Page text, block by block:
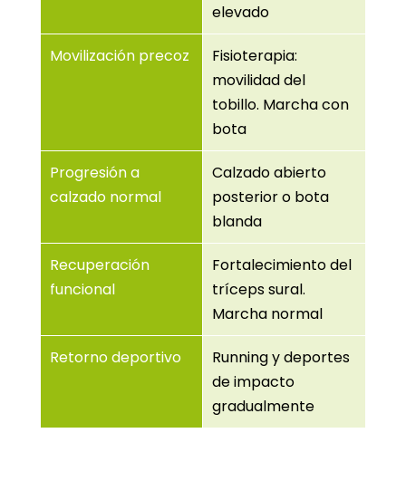
Movilización precoz
Progresión a
calzado normal
Recuperación
funcional
Retorno deportivo
elevado
Fisioterapia:
movilidad del
tobillo. Marcha con
bota
Calzado abierto
posterior o bota
blanda
Fortalecimiento del
tríceps sural.
Marcha normal
Running y deportes
de impacto
gradualmente